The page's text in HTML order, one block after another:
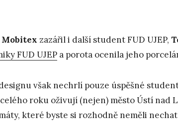
zazářil i další student FUD UJEP,
FUD UJEP a porota ocenila jeho
však nechrlí pouze úspěšné
roku oživují (nejen) město Ústí nad
které byste si rozhodně neměli